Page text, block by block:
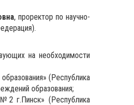
, проректор по научно-
на необходимости
(Республика
образования;
г.Пинск» (Республика